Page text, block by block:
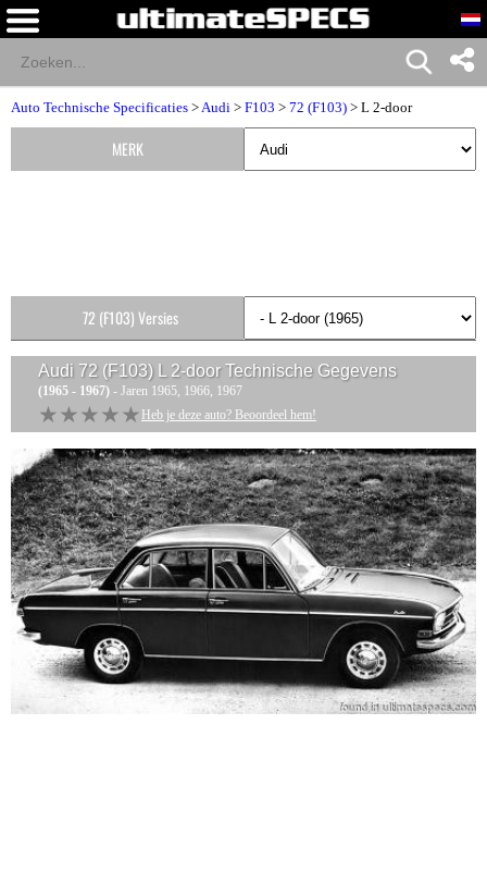
Auto Technische Specificaties >Audi > F103 > 72 (F103) > L 2-door
Audi 72 (F103) L 2-doorTechnische Gegevens
(1965 - 1967) - Jaren 1965, 1966, 1967
★★★★★
★★★★★ Heb je deze auto? Beoordeel hem!
MERK
72 (F103) Versies